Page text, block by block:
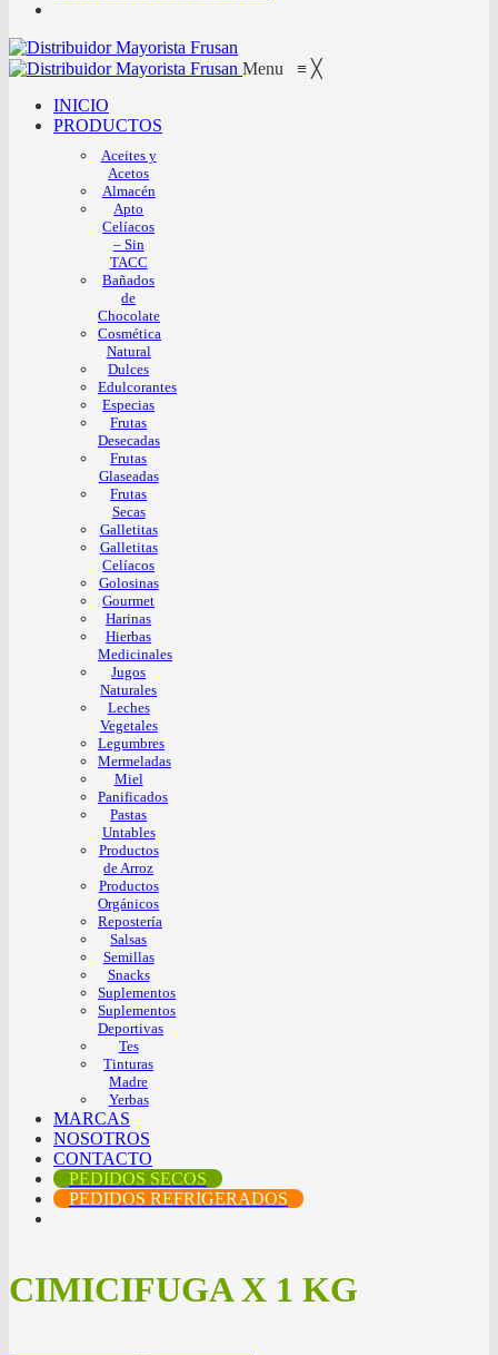
Menu ≡ ╳
INICIO
PRODUCTOS
Aceites y
Acetos
Almacén
Apto
Celíacos
– Sin
TACC
Bañados
de
Chocolate
Cosmética
Natural
Dulces
Edulcorantes
Especias
Frutas
Desecadas
Frutas
Glaseadas
Frutas
Secas
Galletitas
Galletitas
Celíacos
Golosinas
Gourmet
Harinas
Hierbas
Medicinales
Jugos
Naturales
Leches
Vegetales
Legumbres
Mermeladas
Miel
Panificados
Pastas
Untables
Productos
de Arroz
Productos
Orgánicos
Repostería
Salsas
Semillas
Snacks
Suplementos
Suplementos
Deportivas
Tes
Tinturas
Madre
Yerbas
MARCAS
NOSOTROS
CONTACTO
PEDIDOS SECOS
PEDIDOS REFRIGERADOS
CIMICIFUGA X 1 KG